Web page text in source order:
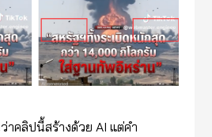
าคลิปนี้สร้างด้วย AI แต่คำ